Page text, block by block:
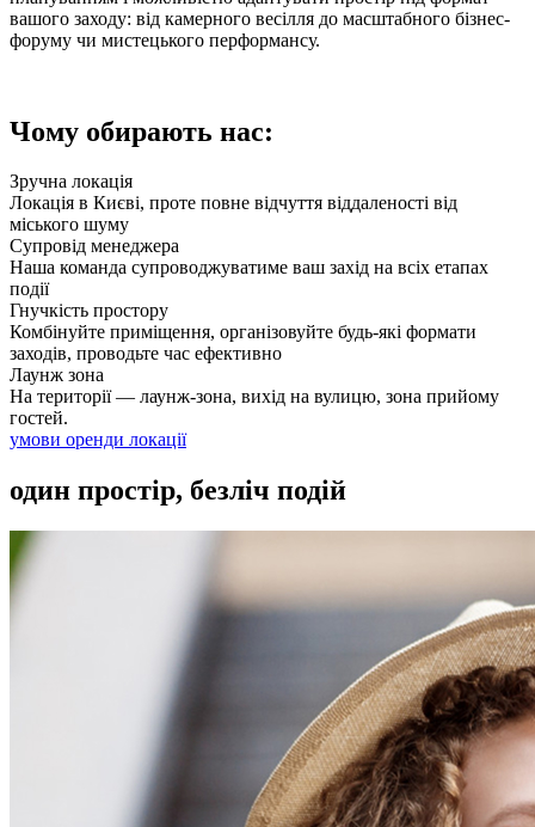
вашого заходу: від камерного весілля до масштабного бізнес-
форуму чи мистецького перформансу.
Чому обирають нас:
Зручна локація
Локація в Києві, проте повне відчуття віддаленості від
міського шуму
Супровід менеджера
Наша команда супроводжуватиме ваш захід на всіх етапах
події
Гнучкість простору
Комбінуйте приміщення, організовуйте будь-які формати
заходів, проводьте час ефективно
Лаунж зона
На території — лаунж-зона, вихід на вулицю, зона прийому
гостей.
умови оренди локації
один простір, безліч подій